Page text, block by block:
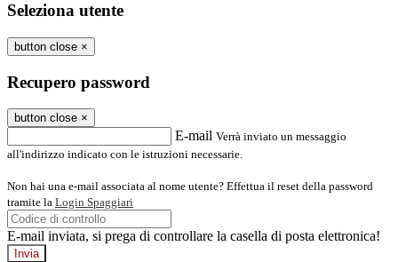
Seleziona utente
button close ×
Recupero password
button close ×
E-mail Verrà inviato un messaggio
all'indirizzo indicato con le istruzioni necessarie.
Non hai una e-mail associata al nome utente? Effettua il reset della password
tramite la Login Spaggiari
E-mail inviata, si prega di controllare la casella di posta elettronica!